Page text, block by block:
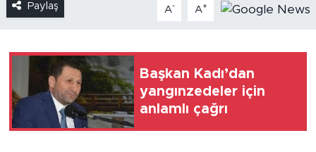
Paylaş A- A+
Başkan Kadı’dan
yangınzedeler için
anlamlı çağrı